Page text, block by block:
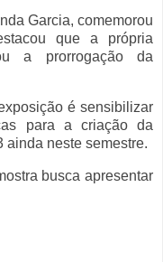
Garcia, comemorou
que a própria
a prorrogação da
é sensibilizar
para a criação da
neste semestre.
busca apresentar